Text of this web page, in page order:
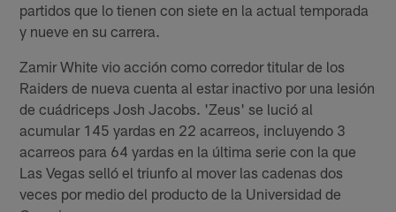
partidos que lo tienen con siete en la actual temporada
y nueve en su carrera.
Zamir White vio acción como corredor titular de los
Raiders de nueva cuenta al estar inactivo por una lesión
de cuádriceps Josh Jacobs. 'Zeus' se lució al
acumular 145 yardas en 22 acarreos, incluyendo 3
acarreos para 64 yardas en la última serie con la que
Las Vegas selló el triunfo al mover las cadenas dos
veces por medio del producto de la Universidad de